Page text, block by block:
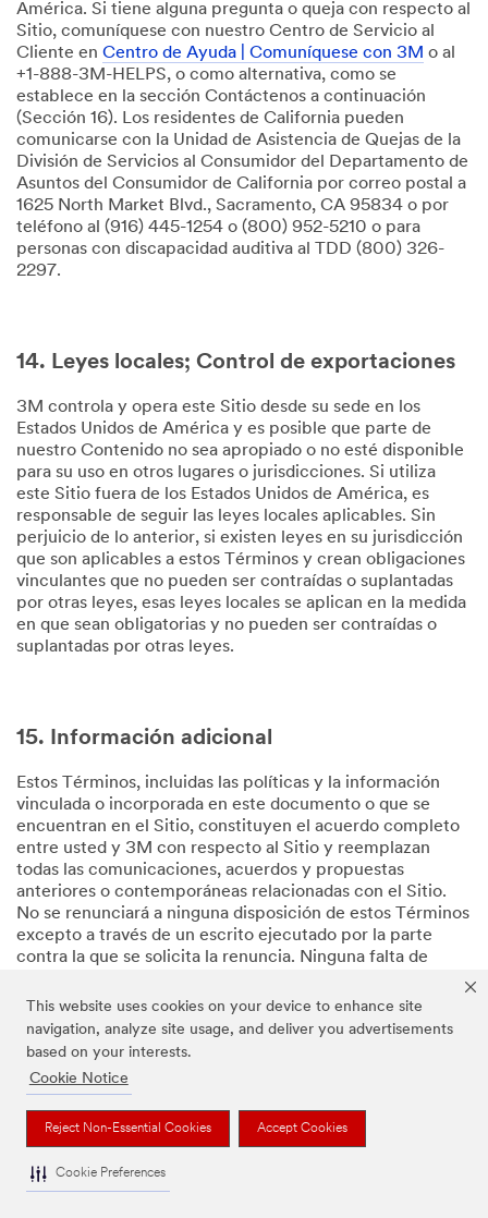
This website uses cookies on your device to enhance site
navigation, analyze site usage, and deliver you advertisements
based on your interests.
Cookie Notice
Reject Non-Essential Cookies Accept Cookies
Cookie Preferences
América. Si tiene alguna pregunta o queja con respecto al
Sitio, comuníquese con nuestro Centro de Servicio al
Cliente en Centro de Ayuda | Comuníquese con 3M o al
+1-888-3M-HELPS, o como alternativa, como se
establece en la sección Contáctenos a continuación
(Sección 16). Los residentes de California pueden
comunicarse con la Unidad de Asistencia de Quejas de la
División de Servicios al Consumidor del Departamento de
Asuntos del Consumidor de California por correo postal a
1625 North Market Blvd., Sacramento, CA 95834 o por
teléfono al (916) 445-1254 o (800) 952-5210 o para
personas con discapacidad auditiva al TDD (800) 326-
2297.
14. Leyes locales; Control de exportaciones
3M controla y opera este Sitio desde su sede en los
Estados Unidos de América y es posible que parte de
nuestro Contenido no sea apropiado o no esté disponible
para su uso en otros lugares o jurisdicciones. Si utiliza
este Sitio fuera de los Estados Unidos de América, es
responsable de seguir las leyes locales aplicables. Sin
perjuicio de lo anterior, si existen leyes en su jurisdicción
que son aplicables a estos Términos y crean obligaciones
vinculantes que no pueden ser contraídas o suplantadas
por otras leyes, esas leyes locales se aplican en la medida
en que sean obligatorias y no pueden ser contraídas o
suplantadas por otras leyes.
15. Información adicional
Estos Términos, incluidas las políticas y la información
vinculada o incorporada en este documento o que se
encuentran en el Sitio, constituyen el acuerdo completo
entre usted y 3M con respecto al Sitio y reemplazan
todas las comunicaciones, acuerdos y propuestas
anteriores o contemporáneas relacionadas con el Sitio.
No se renunciará a ninguna disposición de estos Términos
excepto a través de un escrito ejecutado por la parte
contra la que se solicita la renuncia. Ninguna falta de
cualquier derecho o recurso en virtud de estos Términos
operará como una renuncia o impedimento de cualquier
derecho, recurso o condición. Si alguna disposición de
la validez, legalidad y aplicabilidad de las disposiciones
restantes no se verán afectadas ni perjudicadas. No
puede ceder, transferir ni sublicenciar ninguno de sus
nuestro consentimiento previo expreso por escrito. No
seremos responsables por el incumplimiento de cualquier